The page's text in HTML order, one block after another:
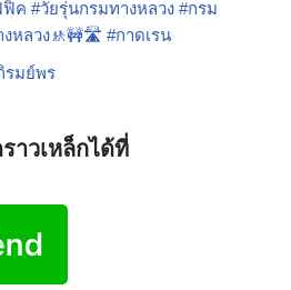
ฟิค #วัยรุ่นกรมทางหลวง #กรม
งหลวง🚸🚧🛣️ #กาดเรน
รมย์พร
าวเหล็กได้ที่